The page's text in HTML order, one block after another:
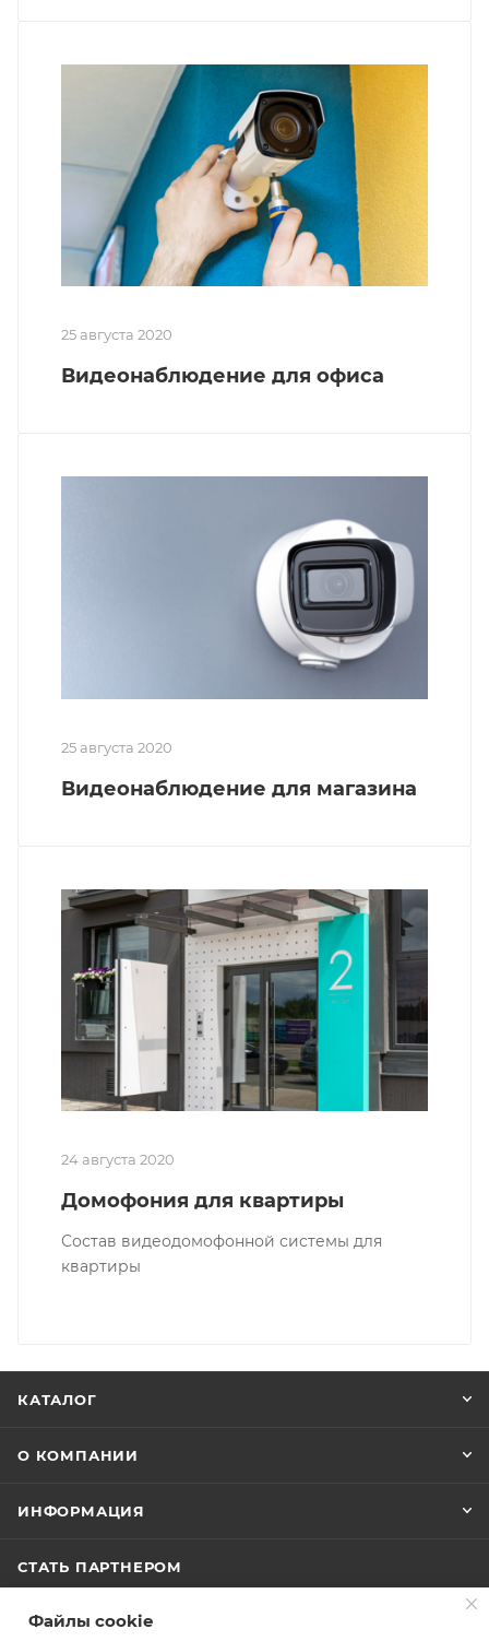
25 августа 2020
Видеонаблюдение для офиса
25 августа 2020
Видеонаблюдение для магазина
24 августа 2020
Домофония для квартиры
Состав видеодомофонной системы для
квартиры
КАТАЛОГ
О КОМПАНИИ
ИНФОРМАЦИЯ
СТАТЬ ПАРТНЕРОМ
ТЕХПОДДЕРЖКА
Файлы cookie